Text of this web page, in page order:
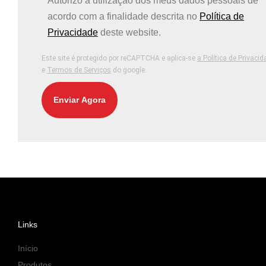
acordo com a finalidade descrita no Política de
Privacidade deste website.
Este site é protegido por reCAPTCHA e aplica-se a Política de
e Termos de Serviços do google.
Enviar Agora
Links
Início